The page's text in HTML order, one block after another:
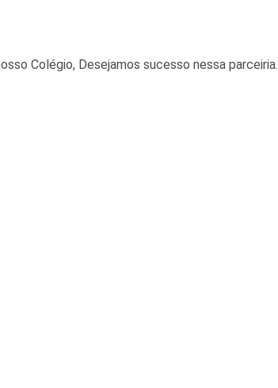
Colégio, Desejamos sucesso nessa parceiria.